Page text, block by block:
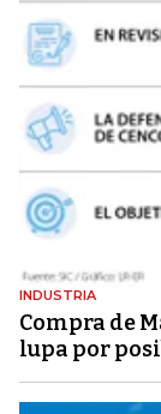
INDUSTRIA
Compra de
lupa por